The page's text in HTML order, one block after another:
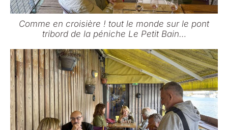
Comme en croisière ! tout le monde sur le pont
tribord de la péniche Le Petit Bain…